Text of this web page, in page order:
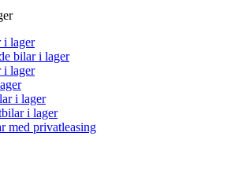
i lager
bilar i lager
i lager
i lager
i lager
med privatleasing